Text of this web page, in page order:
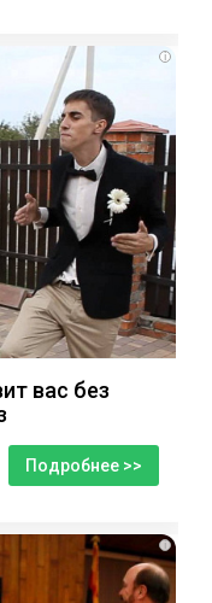
i
вас без
Подробнее >>
i